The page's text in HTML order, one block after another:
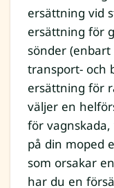
ersättning vid
ersättning för
sönder
transport- och
ersättning för
väljer en
för
på din moped
som orsakar
har du en